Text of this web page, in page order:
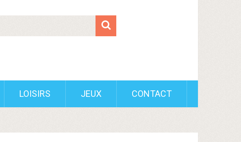
LOISIRS JEUX CONTACT